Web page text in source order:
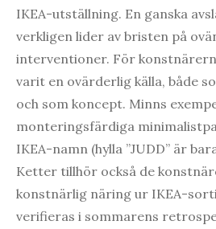
IKEA-utställning. En ganska
verkligen lider av bristen på
interventioner. För
varit en ovärderlig källa, både
och som koncept. Minns
monteringsfärdiga
IKEA-namn (hylla ”JUDD” är
Ketter tillhör också de
konstnärlig näring ur IKEA-
verifieras i sommarens